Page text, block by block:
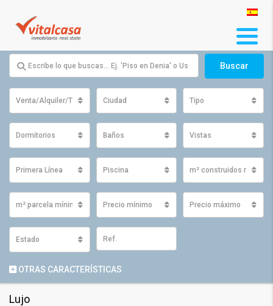
Buscar
Venta/Alquiler/Traspaso Ciudad Tipo
Dormitorios Baños Vistas
Primera Línea Piscina m² construidos
m² parcela mínimos Precio mínimo Precio máximo
Estado
OTRAS CARACTERÍSTICAS
Lujo